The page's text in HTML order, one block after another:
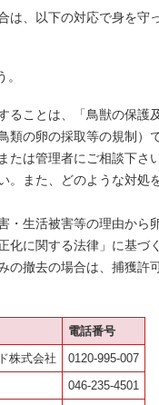
、以下の対応で身を守
ことは、「鳥獣の保護
の卵の採取等の規制）
たは管理者にご相談下さ
。また、どのような対処
生活被害等の理由から
化に関する法律」に基づ
撤去の場合は、捕獲許
電話番号
株式会社
0120-995-007
046-235-4501